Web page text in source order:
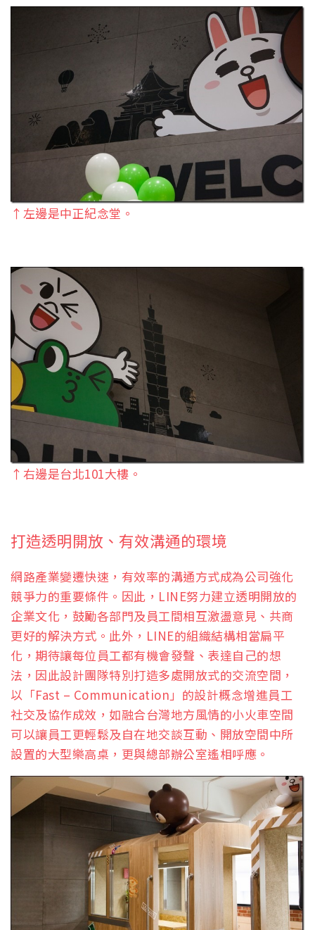
↑左邊是中正紀念堂。
↑右邊是台北101大樓。
打造透明開放、有效溝通的環境
網路產業變遷快速，有效率的溝通方式成為公司強化
競爭力的重要條件。因此，LINE努力建立透明開放的
企業文化，鼓勵各部門及員工間相互激盪意見、共商
更好的解決方式。此外，LINE的組織結構相當扁平
化，期待讓每位員工都有機會發聲、表達自己的想
法，因此設計團隊特別打造多處開放式的交流空間，
以「Fast – Communication」的設計概念增進員工
社交及協作成效，如融合台灣地方風情的小火車空間
可以讓員工更輕鬆及自在地交談互動、開放空間中所
設置的大型樂高桌，更與總部辦公室遙相呼應。